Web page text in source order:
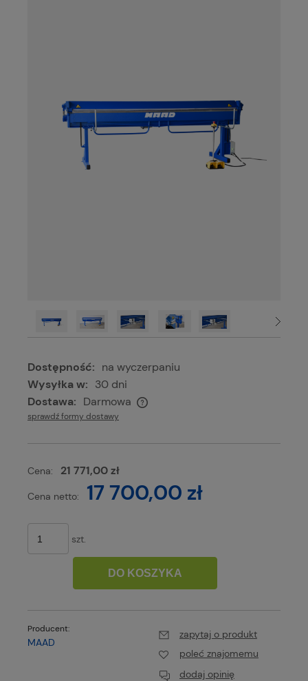
Dostępność: na wyczerpaniu
Wysyłka w: 30 dni
Dostawa: Darmowa
Cena nie zawiera ewentualnych kosztów płatności
sprawdź formy dostawy
Cena: 21 771,00 zł
Cena netto: 17 700,00 zł
szt.
DO KOSZYKA
Producent:
MAAD
zapytaj o produkt
poleć znajomemu
dodaj opinię